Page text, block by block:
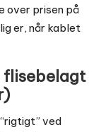
over prisen på
er, når kablet
flisebelagt
ved